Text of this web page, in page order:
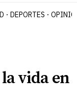
DEPORTES
vida en